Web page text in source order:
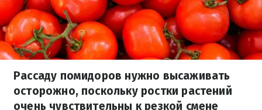
Рассаду помидоров нужно высаживать
осторожно, поскольку ростки растений
очень чувствительны к резкой смене